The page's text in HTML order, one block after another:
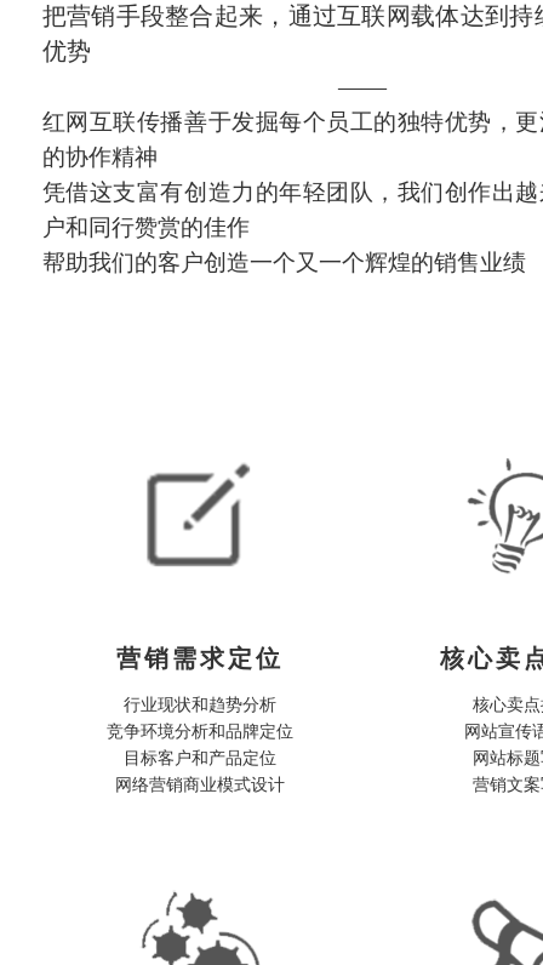
把营销手段整合起来，通过互联网载体达到持
优势
——
红网互联传播善于发掘每个员工的独特优势，
的协作精神
凭借这支富有创造力的年轻团队，我们创作出
户和同行赞赏的佳作
帮助我们的客户创造一个又一个辉煌的销售业绩
营销需求定位
行业现状和趋势分析
竞争环境分析和品牌定位
目标客户和产品定位
核心卖
核心卖
网站宣传
网站标